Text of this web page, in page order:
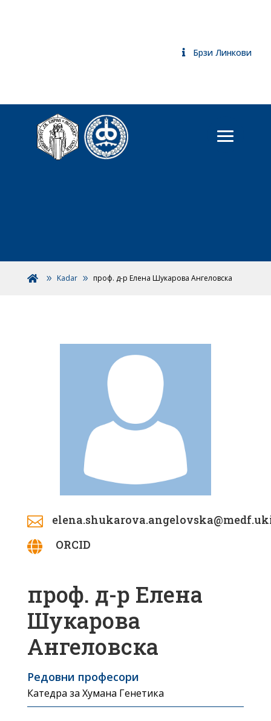
Брзи Линкови
 Kadar проф. д-р Елена Шукарова Ангеловска

 ORCID
проф. д-р Елена
Шукарова
Ангеловска
Редовни професори
Катедра за Хумана Генетика